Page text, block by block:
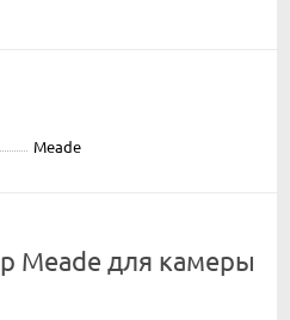
Meade
Meade для камеры